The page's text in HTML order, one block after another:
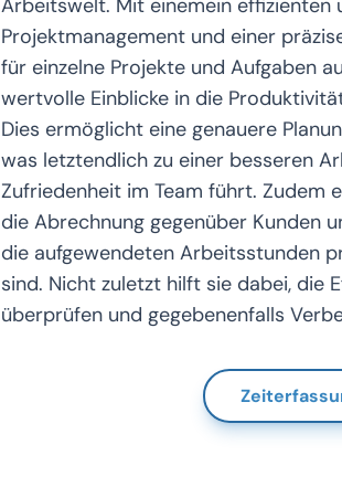
Arbeitswelt. Mit einemein effizienten
Projektmanagement und einer
für einzelne Projekte und Aufgaben
wertvolle Einblicke in die
Dies ermöglicht eine genauere
was letztendlich zu einer besseren
Zufriedenheit im Team führt. Zudem
die Abrechnung gegenüber Kunden
die aufgewendeten Arbeitsstunden
sind. Nicht zuletzt hilft sie dabei, die
überprüfen und gegebenenfalls